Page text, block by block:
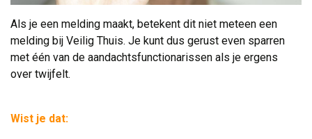
Als je een melding maakt, betekent dit niet meteen een
melding bij Veilig Thuis. Je kunt dus gerust even sparren
met één van de aandachtsfunctionarissen als je ergens
over twijfelt.
Wist je dat: